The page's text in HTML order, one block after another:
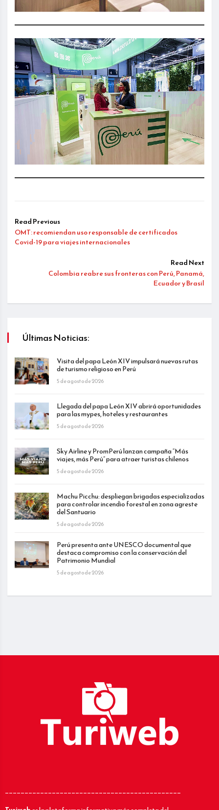
Read Previous
OMT: recomiendan uso responsable de certificados
Covid-19 para viajes internacionales
Read Next
Colombia reabre sus fronteras con Perú, Panamá,
Ecuador y Brasil
Últimas Noticias:
Visita del papa León XIV impulsará nuevas rutas
de turismo religioso en Perú
5 de agosto de 2026
Llegada del papa León XIV abrirá oportunidades
para las mypes, hoteles y restaurantes
5 de agosto de 2026
Sky Airline y PromPerú lanzan campaña “Más
viajes, más Perú” para atraer turistas chilenos
5 de agosto de 2026
Machu Picchu: despliegan brigadas especializadas
para controlar incendio forestal en zona agreste
del Santuario
5 de agosto de 2026
Perú presenta ante UNESCO documental que
destaca compromiso con la conservación del
Patrimonio Mundial
5 de agosto de 2026
_____________________________________________